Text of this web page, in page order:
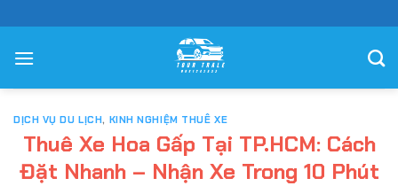
đến
nội
DỊCH VỤ DU LỊCH, KINH NGHIỆM THUÊ XE
Thuê Xe Hoa Gấp Tại TP.HCM: Cách
Đặt Nhanh – Nhận Xe Trong 10 Phút